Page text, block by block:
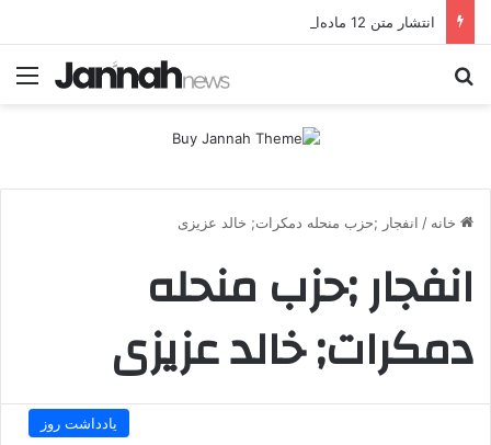
انتشار متن 12 ماده‌ای توافق نهایی بین ترکیه و پ.ک.ک
خانه / انفجار ;حزب منحله دمکرات; خالد عزیزی
انفجار ;حزب منحله
دمکرات; خالد عزیزی
یادداشت روز